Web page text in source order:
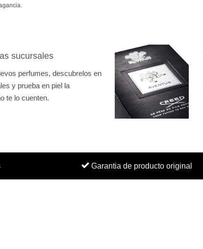
sucursales
perfumes, descubrelos en
y prueba en piel la
te lo cuenten.
Garantia de producto original